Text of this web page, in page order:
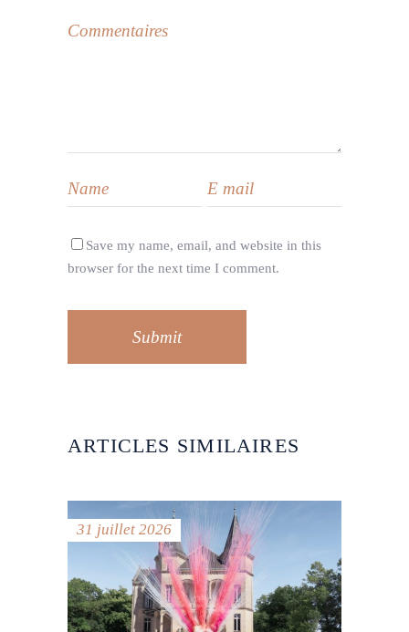
Save my name, email, and website in this
browser for the next time I comment.
Submit
ARTICLES SIMILAIRES
31 juillet 2026